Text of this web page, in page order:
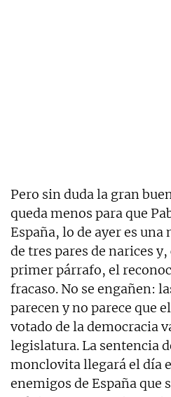
Pero sin duda la gran
queda menos para que
España, lo de ayer es
de tres pares de narices
primer párrafo, el
fracaso. No se engañen:
parecen y no parece que
votado de la democracia
legislatura. La sentencia
monclovita llegará el día
enemigos de España que